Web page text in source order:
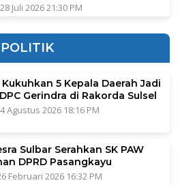
Juli 2026 21:30 PM
POLITIK
5 Kepala Daerah Jadi
Gerindra di Rakorda Sulsel
Agustus 2026 18:16 PM
Sulbar Serahkan SK PAW
DPRD Pasangkayu
Februari 2026 16:32 PM